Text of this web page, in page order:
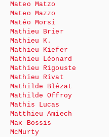
Mateo Matzo
Mateo Mazzo
Matéo Morsi
Mathieu Brier
Mathieu K.
Mathieu Kiefer
Mathieu Léonard
Mathieu Rigouste
Mathieu Rivat
Mathilde Blézat
Mathilde Offroy
Mathis Lucas
Matthieu Amiech
Max Bossis
McMurty